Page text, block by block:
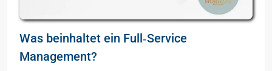
Was beinhaltet ein Full‑Service
Management?